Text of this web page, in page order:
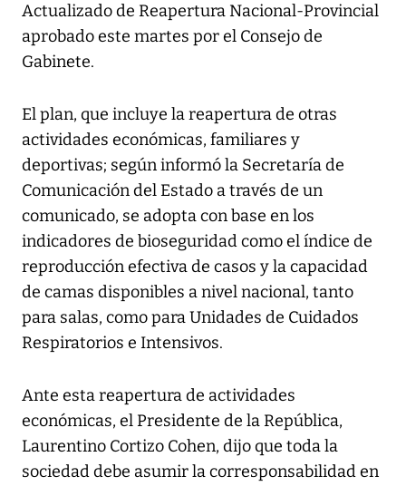
Actualizado de Reapertura Nacional-Provincial
aprobado este martes por el Consejo de
Gabinete.
El plan, que incluye la reapertura de otras
actividades económicas, familiares y
deportivas; según informó la Secretaría de
Comunicación del Estado a través de un
comunicado, se adopta con base en los
indicadores de bioseguridad como el índice de
reproducción efectiva de casos y la capacidad
de camas disponibles a nivel nacional, tanto
para salas, como para Unidades de Cuidados
Respiratorios e Intensivos.
Ante esta reapertura de actividades
económicas, el Presidente de la República,
Laurentino Cortizo Cohen, dijo que toda la
sociedad debe asumir la corresponsabilidad en